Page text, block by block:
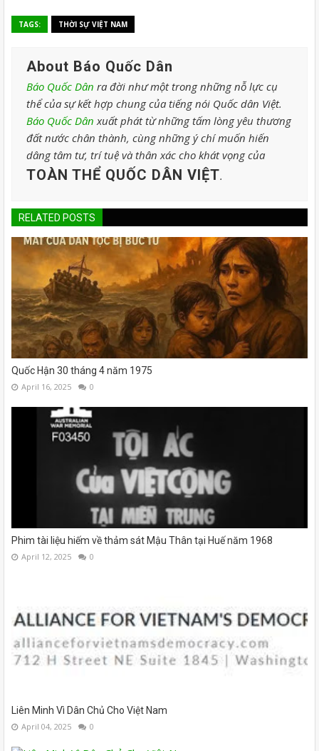
TAGS: THỜI SỰ VIỆT NAM
About Báo Quốc Dân
Báo Quốc Dân ra đời như một trong những nỗ lực cụ
thể của sự kết hợp chung của tiếng nói Quốc dân Việt.
Báo Quốc Dân xuất phát từ những tấm lòng yêu thương
đất nước chân thành, cùng những ý chí muốn hiến
dâng tâm tư, trí tuệ và thân xác cho khát vọng của
TOÀN THỂ QUỐC DÂN VIỆT.
RELATED POSTS
Quốc Hận 30 tháng 4 năm 1975
April 16, 2025 0
Phim tài liệu hiếm về thảm sát Mậu Thân tại Huế năm 1968
April 12, 2025 0
Liên Minh Vì Dân Chủ Cho Việt Nam
April 04, 2025 0